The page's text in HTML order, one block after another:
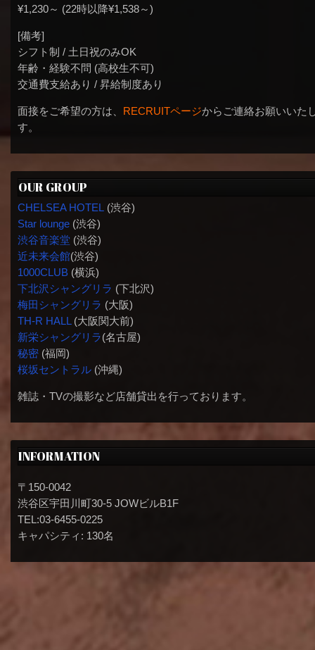
¥1,230～ (22時以降¥1,538～)
[備考]
シフト制 / 土日祝のみOK
年齢・経験不問 (高校生不可)
交通費支給あり / 昇給制度あり
面接をご希望の方は、 RECRUITページからご連絡お願いいた
す。
OUR GROUP
CHELSEA HOTEL (渋谷)
Star lounge(渋谷)
渋谷音楽堂(渋谷)
近未来会館(渋谷)
1000CLUB(横浜)
下北沢シャングリラ (下北沢)
梅田シャングリラ (大阪)
TH-R HALL(大阪関大前)
新栄シャングリラ(名古屋)
秘密(福岡)
桜坂セントラル(沖縄)
雑誌・TVの撮影など店舗貸出を行っております。
INFORMATION
〒150-0042
渋谷区宇田川町30-5 JOWビルB1F
TEL:03-6455-0225
キャパシティ: 130名